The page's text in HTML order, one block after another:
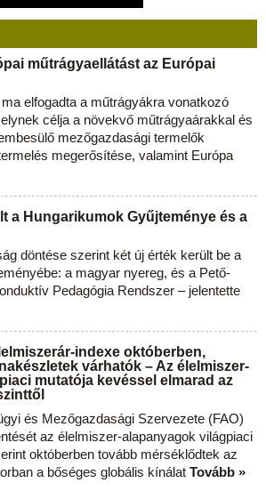
műtrágyaellátást az Európai
elfogadta a műtrágyákra vonatkozó
célja a növekvő műtrágyaárakkal és
mezőgazdasági termelők
megerősítése, valamint Európa
a Hungarikumok Gyűjteménye és a
döntése szerint két új érték került be a
a magyar nyereg, és a Pető-
Pedagógia Rendszer – jelentette
indexe októberben,
várhatók – Az élelmiszer-
mutatója kevéssel elmarad az
és Mezőgazdasági Szervezete (FAO)
az élelmiszer-alapanyagok világpiaci
októberben tovább mérséklődtek az
a bőséges globális kínálat Tovább »